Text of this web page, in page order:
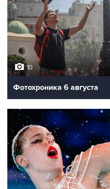
10
Фотохроника 6 августа